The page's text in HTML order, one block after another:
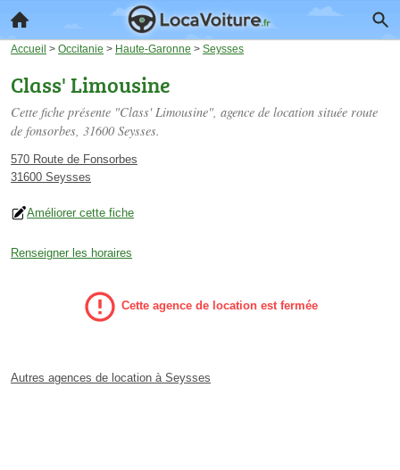
Accueil > Occitanie > Haute-Garonne > Seysses
Class' Limousine
Cette fiche présente "Class' Limousine", agence de location située route
de fonsorbes, 31600 Seysses.
570 Route de Fonsorbes
31600 Seysses
Améliorer cette fiche
Renseigner les horaires
Cette agence de location est fermée
Autres agences de location à Seysses